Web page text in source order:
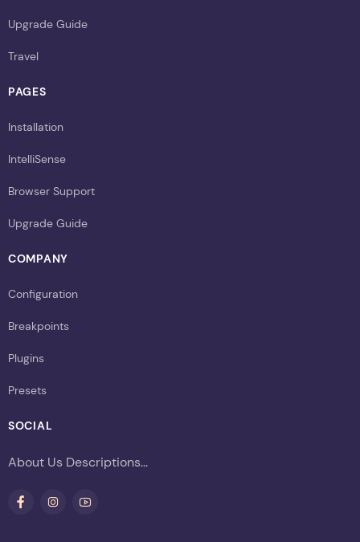
Upgrade Guide
Travel
PAGES
Installation
IntelliSense
Browser Support
Upgrade Guide
COMPANY
Configuration
Breakpoints
Plugins
Presets
SOCIAL
About Us Descriptions...